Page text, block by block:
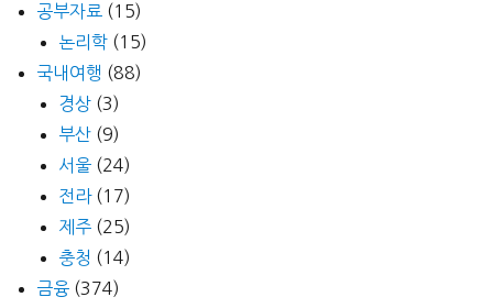
공부자료 (15)
논리학 (15)
국내여행 (88)
경상 (3)
부산 (9)
서울 (24)
전라(17)
제주 (25)
충청 (14)
금융 (374)